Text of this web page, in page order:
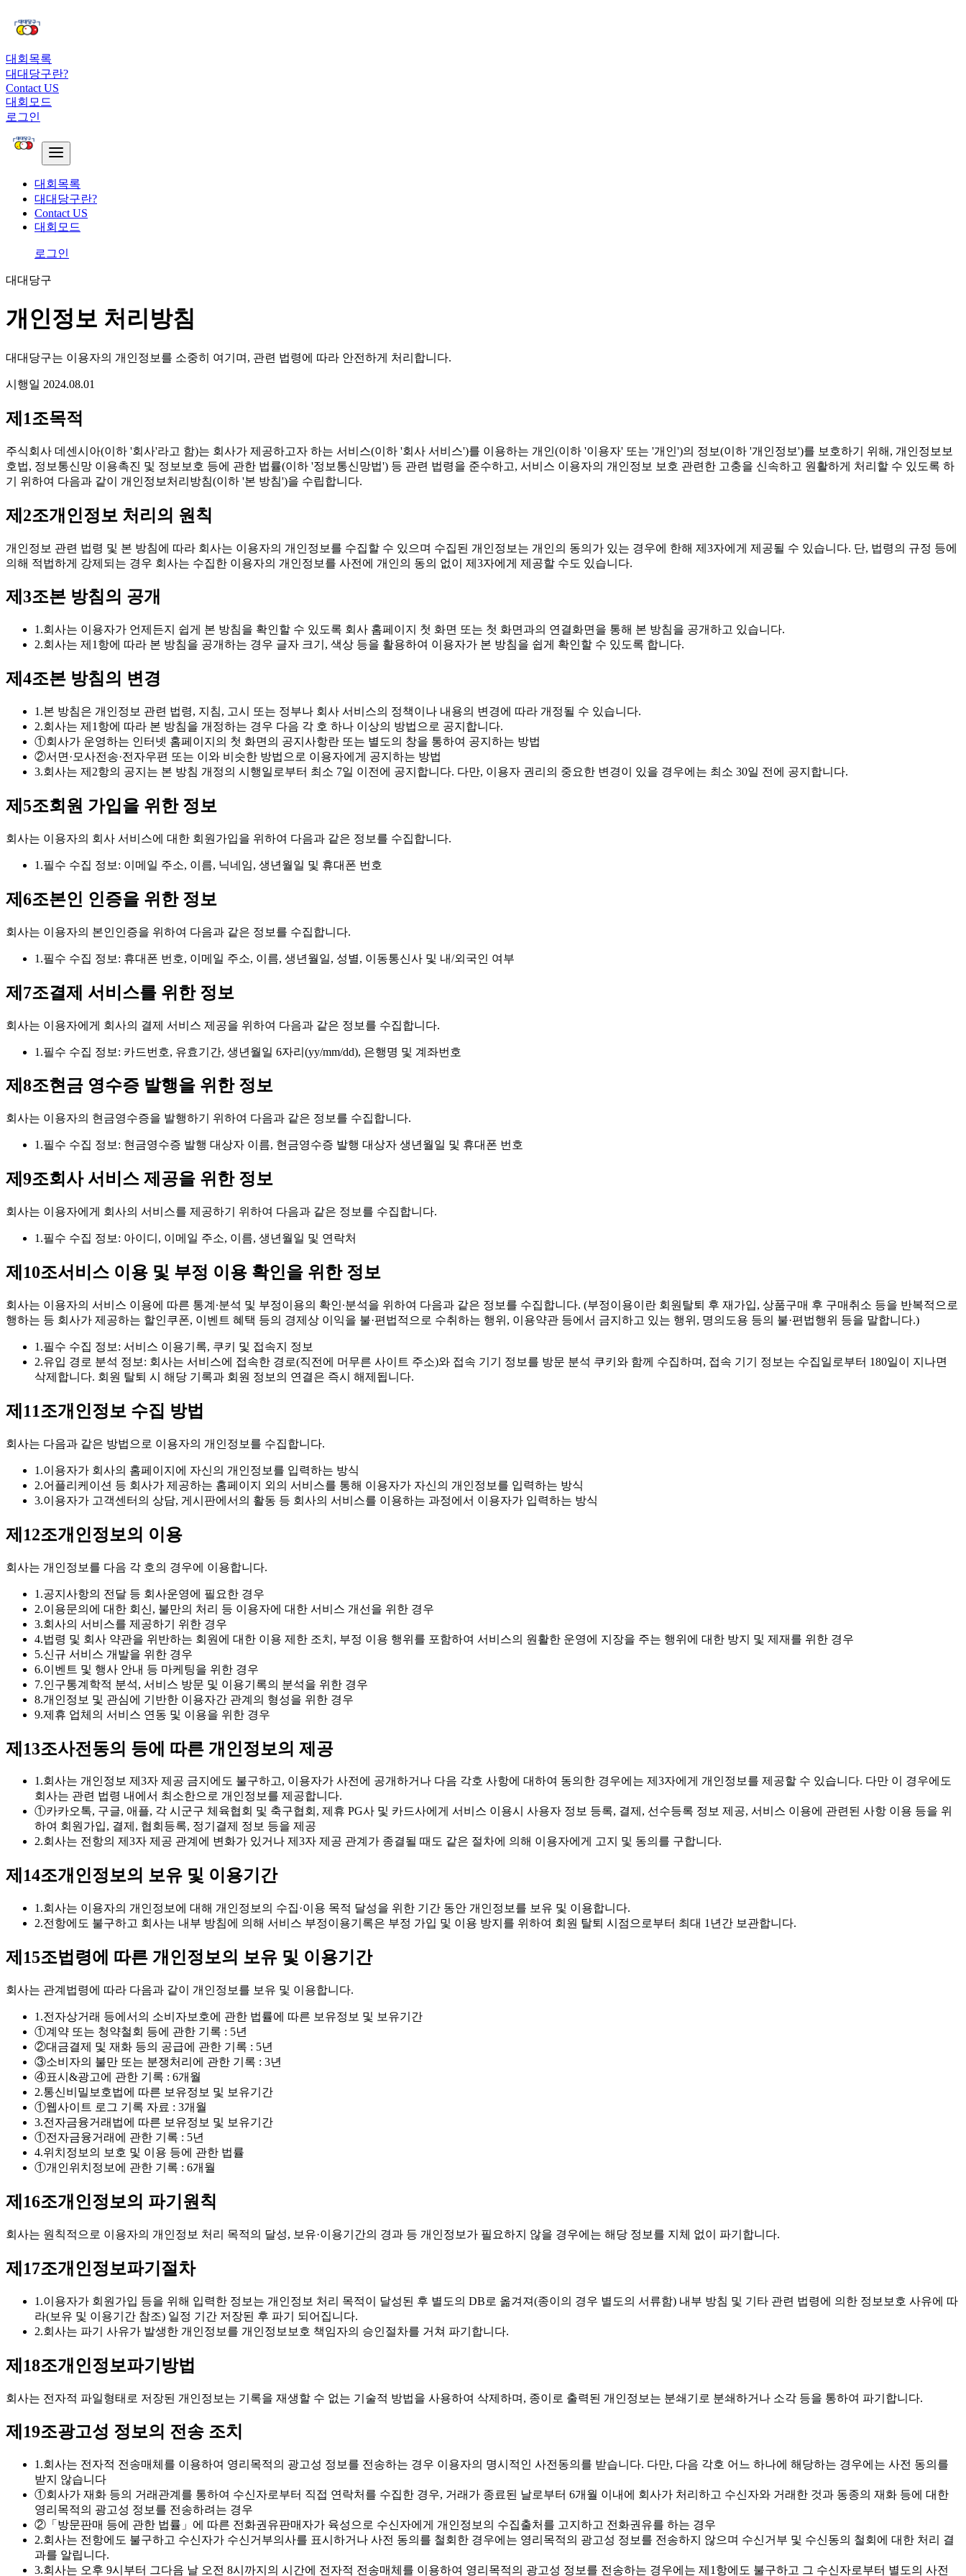
대회목록
대대당구란?
Contact US
대회모드
로그인
대회목록
대대당구란?
Contact US
대회모드
로그인
대대당구
개인정보 처리방침
대대당구는 이용자의 개인정보를 소중히 여기며, 관련 법령에 따라 안전하게 처리합니다.
시행일 2024.08.01
제1조목적
주식회사 데센시아(이하 '회사'라고 함)는 회사가 제공하고자 하는 서비스(이하 '회사 서비스')를 이용하는 개인(이하 '이용자' 또는 '개인')의 정보(이하 '개인정보')를 보호하기 위해, 개인정보보
호법, 정보통신망 이용촉진 및 정보보호 등에 관한 법률(이하 '정보통신망법') 등 관련 법령을 준수하고, 서비스 이용자의 개인정보 보호 관련한 고충을 신속하고 원활하게 처리할 수 있도록 하
기 위하여 다음과 같이 개인정보처리방침(이하 '본 방침')을 수립합니다.
제2조개인정보 처리의 원칙
개인정보 관련 법령 및 본 방침에 따라 회사는 이용자의 개인정보를 수집할 수 있으며 수집된 개인정보는 개인의 동의가 있는 경우에 한해 제3자에게 제공될 수 있습니다. 단, 법령의 규정 등에
의해 적법하게 강제되는 경우 회사는 수집한 이용자의 개인정보를 사전에 개인의 동의 없이 제3자에게 제공할 수도 있습니다.
제3조본 방침의 공개
1.회사는 이용자가 언제든지 쉽게 본 방침을 확인할 수 있도록 회사 홈페이지 첫 화면 또는 첫 화면과의 연결화면을 통해 본 방침을 공개하고 있습니다.
2.회사는 제1항에 따라 본 방침을 공개하는 경우 글자 크기, 색상 등을 활용하여 이용자가 본 방침을 쉽게 확인할 수 있도록 합니다.
제4조본 방침의 변경
1.본 방침은 개인정보 관련 법령, 지침, 고시 또는 정부나 회사 서비스의 정책이나 내용의 변경에 따라 개정될 수 있습니다.
2.회사는 제1항에 따라 본 방침을 개정하는 경우 다음 각 호 하나 이상의 방법으로 공지합니다.
①회사가 운영하는 인터넷 홈페이지의 첫 화면의 공지사항란 또는 별도의 창을 통하여 공지하는 방법
②서면·모사전송·전자우편 또는 이와 비슷한 방법으로 이용자에게 공지하는 방법
3.회사는 제2항의 공지는 본 방침 개정의 시행일로부터 최소 7일 이전에 공지합니다. 다만, 이용자 권리의 중요한 변경이 있을 경우에는 최소 30일 전에 공지합니다.
제5조회원 가입을 위한 정보
회사는 이용자의 회사 서비스에 대한 회원가입을 위하여 다음과 같은 정보를 수집합니다.
1.필수 수집 정보: 이메일 주소, 이름, 닉네임, 생년월일 및 휴대폰 번호
제6조본인 인증을 위한 정보
회사는 이용자의 본인인증을 위하여 다음과 같은 정보를 수집합니다.
1.필수 수집 정보: 휴대폰 번호, 이메일 주소, 이름, 생년월일, 성별, 이동통신사 및 내/외국인 여부
제7조결제 서비스를 위한 정보
회사는 이용자에게 회사의 결제 서비스 제공을 위하여 다음과 같은 정보를 수집합니다.
1.필수 수집 정보: 카드번호, 유효기간, 생년월일 6자리(yy/mm/dd), 은행명 및 계좌번호
제8조현금 영수증 발행을 위한 정보
회사는 이용자의 현금영수증을 발행하기 위하여 다음과 같은 정보를 수집합니다.
1.필수 수집 정보: 현금영수증 발행 대상자 이름, 현금영수증 발행 대상자 생년월일 및 휴대폰 번호
제9조회사 서비스 제공을 위한 정보
회사는 이용자에게 회사의 서비스를 제공하기 위하여 다음과 같은 정보를 수집합니다.
1.필수 수집 정보: 아이디, 이메일 주소, 이름, 생년월일 및 연락처
제10조서비스 이용 및 부정 이용 확인을 위한 정보
회사는 이용자의 서비스 이용에 따른 통계∙분석 및 부정이용의 확인∙분석을 위하여 다음과 같은 정보를 수집합니다. (부정이용이란 회원탈퇴 후 재가입, 상품구매 후 구매취소 등을 반복적으로
행하는 등 회사가 제공하는 할인쿠폰, 이벤트 혜택 등의 경제상 이익을 불·편법적으로 수취하는 행위, 이용약관 등에서 금지하고 있는 행위, 명의도용 등의 불·편법행위 등을 말합니다.)
1.필수 수집 정보: 서비스 이용기록, 쿠키 및 접속지 정보
2.유입 경로 분석 정보: 회사는 서비스에 접속한 경로(직전에 머무른 사이트 주소)와 접속 기기 정보를 방문 분석 쿠키와 함께 수집하며, 접속 기기 정보는 수집일로부터 180일이 지나면
삭제합니다. 회원 탈퇴 시 해당 기록과 회원 정보의 연결은 즉시 해제됩니다.
제11조개인정보 수집 방법
회사는 다음과 같은 방법으로 이용자의 개인정보를 수집합니다.
1.이용자가 회사의 홈페이지에 자신의 개인정보를 입력하는 방식
2.어플리케이션 등 회사가 제공하는 홈페이지 외의 서비스를 통해 이용자가 자신의 개인정보를 입력하는 방식
3.이용자가 고객센터의 상담, 게시판에서의 활동 등 회사의 서비스를 이용하는 과정에서 이용자가 입력하는 방식
제12조개인정보의 이용
회사는 개인정보를 다음 각 호의 경우에 이용합니다.
1.공지사항의 전달 등 회사운영에 필요한 경우
2.이용문의에 대한 회신, 불만의 처리 등 이용자에 대한 서비스 개선을 위한 경우
3.회사의 서비스를 제공하기 위한 경우
4.법령 및 회사 약관을 위반하는 회원에 대한 이용 제한 조치, 부정 이용 행위를 포함하여 서비스의 원활한 운영에 지장을 주는 행위에 대한 방지 및 제재를 위한 경우
5.신규 서비스 개발을 위한 경우
6.이벤트 및 행사 안내 등 마케팅을 위한 경우
7.인구통계학적 분석, 서비스 방문 및 이용기록의 분석을 위한 경우
8.개인정보 및 관심에 기반한 이용자간 관계의 형성을 위한 경우
9.제휴 업체의 서비스 연동 및 이용을 위한 경우
제13조사전동의 등에 따른 개인정보의 제공
1.회사는 개인정보 제3자 제공 금지에도 불구하고, 이용자가 사전에 공개하거나 다음 각호 사항에 대하여 동의한 경우에는 제3자에게 개인정보를 제공할 수 있습니다. 다만 이 경우에도
회사는 관련 법령 내에서 최소한으로 개인정보를 제공합니다.
①카카오톡, 구글, 애플, 각 시군구 체육협회 및 축구협회, 제휴 PG사 및 카드사에게 서비스 이용시 사용자 정보 등록, 결제, 선수등록 정보 제공, 서비스 이용에 관련된 사항 이용 등을 위
하여 회원가입, 결제, 협회등록, 정기결제 정보 등을 제공
2.회사는 전항의 제3자 제공 관계에 변화가 있거나 제3자 제공 관계가 종결될 때도 같은 절차에 의해 이용자에게 고지 및 동의를 구합니다.
제14조개인정보의 보유 및 이용기간
1.회사는 이용자의 개인정보에 대해 개인정보의 수집·이용 목적 달성을 위한 기간 동안 개인정보를 보유 및 이용합니다.
2.전항에도 불구하고 회사는 내부 방침에 의해 서비스 부정이용기록은 부정 가입 및 이용 방지를 위하여 회원 탈퇴 시점으로부터 최대 1년간 보관합니다.
제15조법령에 따른 개인정보의 보유 및 이용기간
회사는 관계법령에 따라 다음과 같이 개인정보를 보유 및 이용합니다.
1.전자상거래 등에서의 소비자보호에 관한 법률에 따른 보유정보 및 보유기간
①계약 또는 청약철회 등에 관한 기록 : 5년
②대금결제 및 재화 등의 공급에 관한 기록 : 5년
③소비자의 불만 또는 분쟁처리에 관한 기록 : 3년
④표시&광고에 관한 기록 : 6개월
2.통신비밀보호법에 따른 보유정보 및 보유기간
①웹사이트 로그 기록 자료 : 3개월
3.전자금융거래법에 따른 보유정보 및 보유기간
①전자금융거래에 관한 기록 : 5년
4.위치정보의 보호 및 이용 등에 관한 법률
①개인위치정보에 관한 기록 : 6개월
제16조개인정보의 파기원칙
회사는 원칙적으로 이용자의 개인정보 처리 목적의 달성, 보유·이용기간의 경과 등 개인정보가 필요하지 않을 경우에는 해당 정보를 지체 없이 파기합니다.
제17조개인정보파기절차
1.이용자가 회원가입 등을 위해 입력한 정보는 개인정보 처리 목적이 달성된 후 별도의 DB로 옮겨져(종이의 경우 별도의 서류함) 내부 방침 및 기타 관련 법령에 의한 정보보호 사유에 따
라(보유 및 이용기간 참조) 일정 기간 저장된 후 파기 되어집니다.
2.회사는 파기 사유가 발생한 개인정보를 개인정보보호 책임자의 승인절차를 거쳐 파기합니다.
제18조개인정보파기방법
회사는 전자적 파일형태로 저장된 개인정보는 기록을 재생할 수 없는 기술적 방법을 사용하여 삭제하며, 종이로 출력된 개인정보는 분쇄기로 분쇄하거나 소각 등을 통하여 파기합니다.
제19조광고성 정보의 전송 조치
1.회사는 전자적 전송매체를 이용하여 영리목적의 광고성 정보를 전송하는 경우 이용자의 명시적인 사전동의를 받습니다. 다만, 다음 각호 어느 하나에 해당하는 경우에는 사전 동의를
받지 않습니다
①회사가 재화 등의 거래관계를 통하여 수신자로부터 직접 연락처를 수집한 경우, 거래가 종료된 날로부터 6개월 이내에 회사가 처리하고 수신자와 거래한 것과 동종의 재화 등에 대한
영리목적의 광고성 정보를 전송하려는 경우
② 「방문판매 등에 관한 법률」에 따른 전화권유판매자가 육성으로 수신자에게 개인정보의 수집출처를 고지하고 전화권유를 하는 경우
2.회사는 전항에도 불구하고 수신자가 수신거부의사를 표시하거나 사전 동의를 철회한 경우에는 영리목적의 광고성 정보를 전송하지 않으며 수신거부 및 수신동의 철회에 대한 처리 결
과를 알립니다.
3.회사는 오후 9시부터 그다음 날 오전 8시까지의 시간에 전자적 전송매체를 이용하여 영리목적의 광고성 정보를 전송하는 경우에는 제1항에도 불구하고 그 수신자로부터 별도의 사전